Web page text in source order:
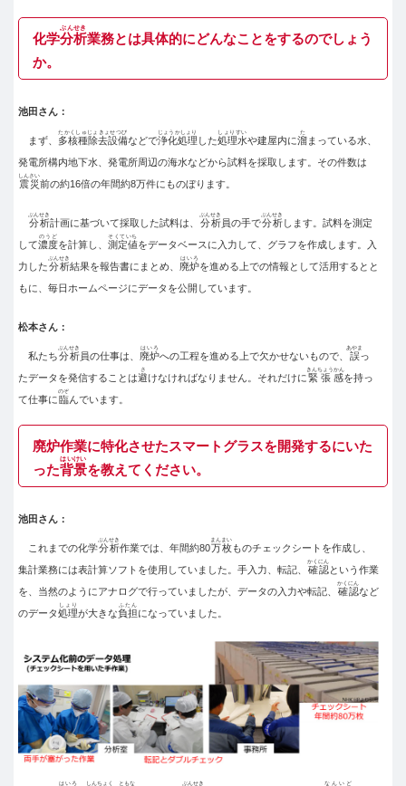
化学分析
ぶんせき
業務とは具体的にどんなことをするのでしょう
か。
池田さん：
まず、 多核種除去設備
たかくしゅじょきょせつび
などで浄化処理
じょうかしょり
した処理水
しょりすい
や建屋内に溜
た
まっている水、
発電所構内地下水、発電所周辺の海水などから試料を採取します。その件数は
震災
しんさい
前の約16倍の年間約8万件にものぼります。
分析
ぶんせき
計画に基づいて採取した試料は、 分析
ぶんせき
員の手で分析
ぶんせき
します。試料を測定
して濃度
のうど
を計算し、 測定値
そくていち
をデータベースに入力して、グラフを作成します。入
力した分析
ぶんせき
結果を報告書にまとめ、 廃炉
はいろ
を進める上での情報として活用するとと
もに、毎日ホームページにデータを公開しています。
松本さん：
私たち分析
ぶんせき
員の仕事は、 廃炉
はいろ
への工程を進める上で欠かせないもので、 誤
あやま
っ
たデータを発信することは避
さ
けなければなりません。それだけに緊張感
きんちょうかん
を持っ
て仕事に臨
のぞ
んでいます。
廃炉作業に特化させたスマートグラスを開発するにいた
った背景
はいけい
を教えてください。
池田さん：
これまでの化学分析
ぶんせき
作業では、年間約80万枚
まんまい
ものチェックシートを作成し、
集計業務には表計算ソフトを使用していました。手入力、転記、 確認
かくにん
という作業
を、当然のようにアナログで行っていましたが、データの入力や転記、 確認
かくにん
など
のデータ処理
しょり
が大きな負担
ふたん
になっていました。
はいろ しんちょく ともな ぶんせき なんいど